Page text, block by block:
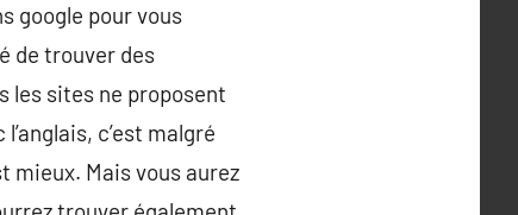
google pour vous
de trouver des
les sites ne proposent
c’est malgré
mieux. Mais vous aurez